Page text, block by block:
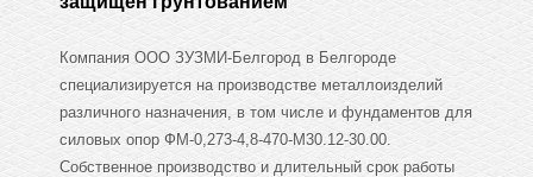
Компания ООО ЗУЗМИ-Белгород в Белгороде
специализируется на производстве металлоизделий
различного назначения, в том числе и фундаментов для
силовых опор ФМ-0,273-4,8-470-М30.12-30.00.
Собственное производство и длительный срок работы